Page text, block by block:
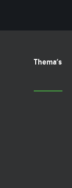
Thema’s